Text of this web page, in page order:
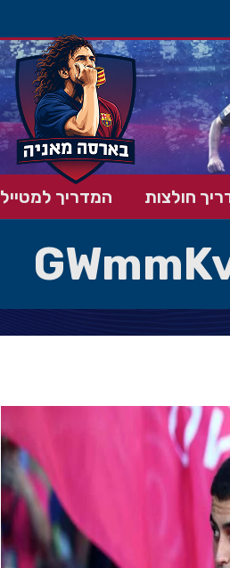
חולצות המדריך למטייל